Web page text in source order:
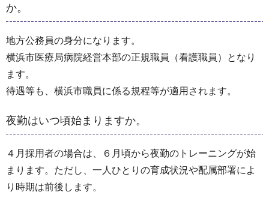
か。
地方公務員の身分になります。
横浜市医療局病院経営本部の正規職員（看護職員）となり
ます。
待遇等も、横浜市職員に係る規程等が適用されます。
夜勤はいつ頃始まりますか。
４月採用者の場合は、６月頃から夜勤のトレーニングが始
まります。ただし、一人ひとりの育成状況や配属部署によ
り時期は前後します。